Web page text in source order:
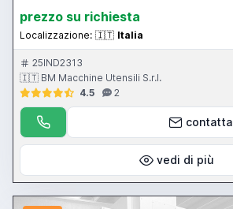
prezzo su richiesta
Localizzazione: 🇮🇹 Italia
25IND2313
🇮🇹 BM Macchine Utensili S.r.l.
4.5
2
contatta
vedi di più